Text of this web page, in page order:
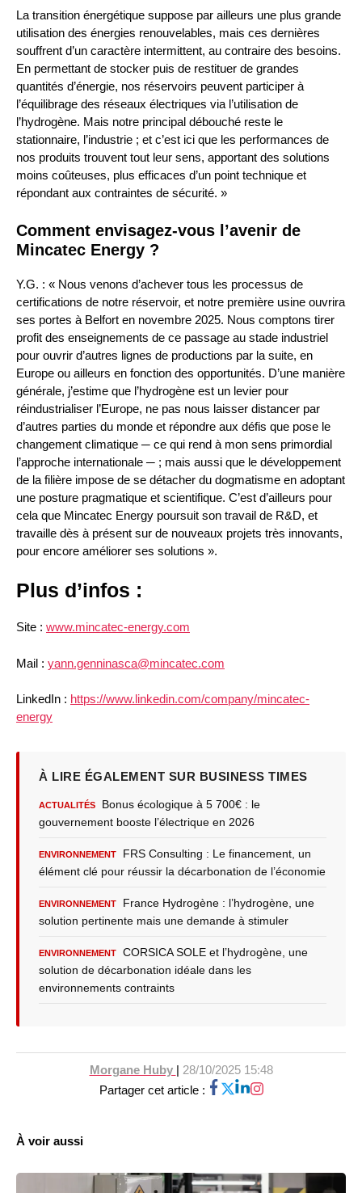
La transition énergétique suppose par ailleurs une plus grande
utilisation des énergies renouvelables, mais ces dernières
souffrent d’un caractère intermittent, au contraire des besoins.
En permettant de stocker puis de restituer de grandes
quantités d’énergie, nos réservoirs peuvent participer à
l’équilibrage des réseaux électriques via l’utilisation de
l’hydrogène. Mais notre principal débouché reste le
stationnaire, l’industrie ; et c’est ici que les performances de
nos produits trouvent tout leur sens, apportant des solutions
moins coûteuses, plus efficaces d’un point technique et
répondant aux contraintes de sécurité. »
Comment envisagez-vous l’avenir de
Mincatec Energy ?
Y.G. : « Nous venons d’achever tous les processus de
certifications de notre réservoir, et notre première usine ouvrira
ses portes à Belfort en novembre 2025. Nous comptons tirer
profit des enseignements de ce passage au stade industriel
pour ouvrir d’autres lignes de productions par la suite, en
Europe ou ailleurs en fonction des opportunités. D’une manière
générale, j’estime que l’hydrogène est un levier pour
réindustrialiser l’Europe, ne pas nous laisser distancer par
d’autres parties du monde et répondre aux défis que pose le
changement climatique ─ ce qui rend à mon sens primordial
l’approche internationale ─ ; mais aussi que le développement
de la filière impose de se détacher du dogmatisme en adoptant
une posture pragmatique et scientifique. C’est d’ailleurs pour
cela que Mincatec Energy poursuit son travail de R&D, et
travaille dès à présent sur de nouveaux projets très innovants,
pour encore améliorer ses solutions ».
Plus d’infos :
Site : www.mincatec-energy.com
Mail : yann.genninasca@mincatec.com
LinkedIn : https://www.linkedin.com/company/mincatec-
energy
À LIRE ÉGALEMENT SUR BUSINESS TIMES
ACTUALITÉS
Bonus écologique à 5 700€ : le
gouvernement booste l’électrique en 2026
ENVIRONNEMENT
FRS Consulting : Le financement, un
élément clé pour réussir la décarbonation de l’économie
ENVIRONNEMENT
France Hydrogène : l’hydrogène, une
solution pertinente mais une demande à stimuler
ENVIRONNEMENT
CORSICA SOLE et l’hydrogène, une
solution de décarbonation idéale dans les
environnements contraints
Morgane Huby
28/10/2025 15:48
Partager cet article :
À voir aussi